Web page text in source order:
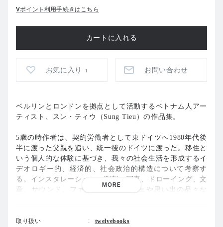
Vポイント利用手続きはこちら
お気に入り 1 お問い合わせ
ベルリンとロンドンを拠点として活動するベトナム人アー
ティスト、スン・ティウ（Sung Tieu）の作品集。
5歳の時作者は、契約労働者として東ドイツへ1980年代後
半に渡った父親を追い、統一後のドイツに渡った。移住と
いう個人的な体験に基づき、我々の社会生活を形成するイ
デオロギー的、経済的、社会政治的構造について考察す
る。インスタレーション、彫刻、写真、ドローイング、文
章、サウンド、ファウンド・オブジェや思い出の品々な
MORE
取り扱い
twelvebooks